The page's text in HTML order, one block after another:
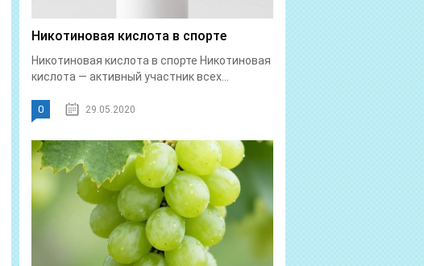
Никотиновая кислота в спорте
Никотиновая кислота в спорте Никотиновая
кислота — активный участник всех...
0 29.05.2020